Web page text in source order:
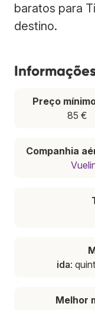
baratos para
destino.
Preço
85 €
Companhia
ida:
Melhor